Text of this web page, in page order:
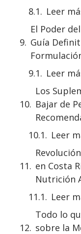
Leer
El Poder
Guía
Leer
Los
Bajar de
Leer
en Costa
Nutrición
Leer
Todo lo
sobre la